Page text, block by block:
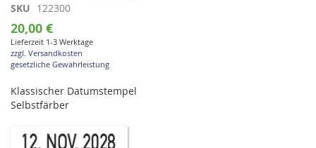
Zum
Anfang
der
Bildgalerie
springen
SKU 122300
20,00 €
Lieferzeit 1-3 Werktage
zzgl. Versandkosten
gesetzliche Gewährleistung
Klassischer Datumstempel
Selbstfärber